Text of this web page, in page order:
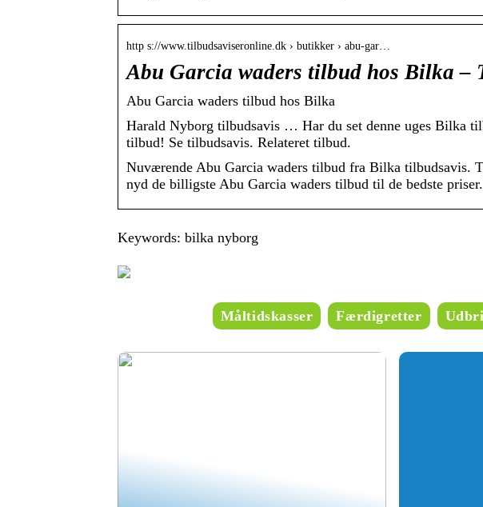
http s://www.tilbudsaviseronline.dk › butikker › abu-gar…
Abu Garcia waders tilbud hos Bilka –
Abu Garcia waders tilbud hos Bilka
Harald Nyborg tilbudsavis … Har du set denne uges Bilka
tilbud! Se tilbudsavis. Relateret tilbud.
Nuværende Abu Garcia waders tilbud fra Bilka tilbudsavis.
nyd de billigste Abu Garcia waders tilbud til de bedste priser.
Keywords: bilka nyborg
Måltidskasser Færdigretter